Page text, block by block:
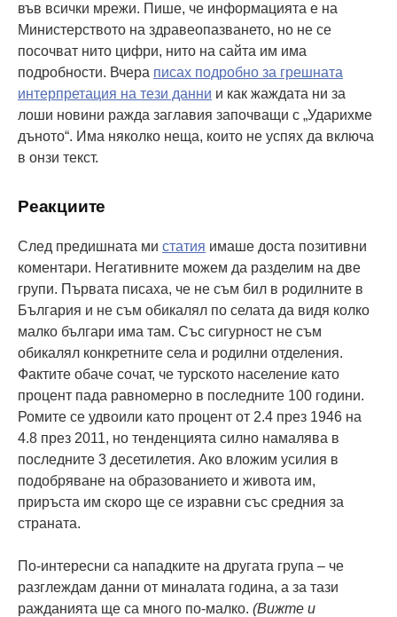
във всички мрежи. Пише, че информацията е на
Министерството на здравеопазването, но не се
посочват нито цифри, нито на сайта им има
подробности. Вчера писах подробно за грешната
интерпретация на тези данни и как жаждата ни за
лоши новини ражда заглавия започващи с „Ударихме
дъното“. Има няколко неща, които не успях да включа
в онзи текст.
Реакциите
След предишната ми статия имаше доста позитивни
коментари. Негативните можем да разделим на две
групи. Първата писаха, че не съм бил в родилните в
България и не съм обикалял по селата да видя колко
малко българи има там. Със сигурност не съм
обикалял конкретните села и родилни отделения.
Фактите обаче сочат, че турското население като
процент пада равномерно в последните 100 години.
Ромите се удвоили като процент от 2.4 през 1946 на
4.8 през 2011, но тенденцията силно намалява в
последните 3 десетилетия. Ако вложим усилия в
подобряване на образованието и живота им,
приръста им скоро ще се изравни със средния за
страната.
По-интересни са нападките на другата група – че
разглеждам данни от миналата година, а за тази
ражданията ще са много по-малко. (Вижте и